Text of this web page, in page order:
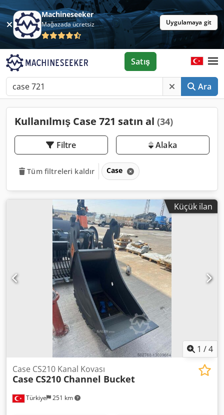
Machineseeker
Mağazada ücretsiz Uygulamaya git
Ara
Satış
Kullanılmış Case 721 satın al (34)
Filtre Alaka
Tüm filtreleri kaldır Case
Küçük ilan
1 /4
Türkiye 251 km
Case CS210 Kanal Kovası
Case CS210 Channel Bucket